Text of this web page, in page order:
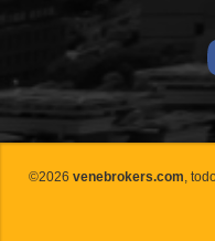
©2026 venebrokers.com,